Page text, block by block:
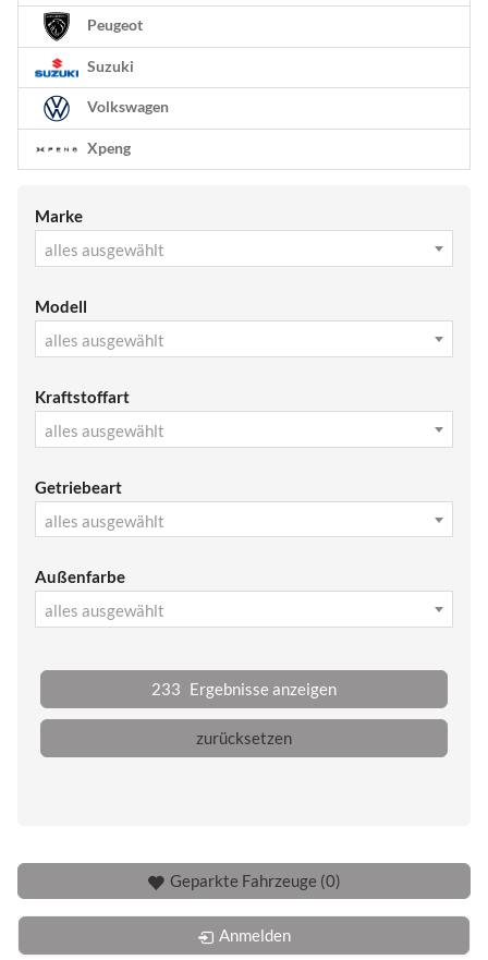
Peugeot
Suzuki
Volkswagen
Xpeng
Marke
alles ausgewählt
Modell
alles ausgewählt
Kraftstoffart
alles ausgewählt
Getriebeart
alles ausgewählt
Außenfarbe
alles ausgewählt
233 Ergebnisse anzeigen
zurücksetzen
Geparkte Fahrzeuge (0)
Anmelden